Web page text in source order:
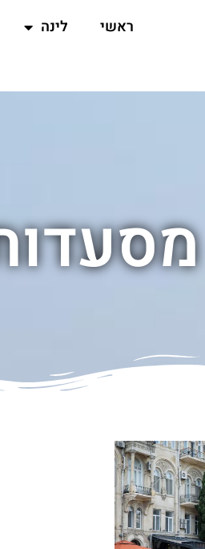
ראשי לינה